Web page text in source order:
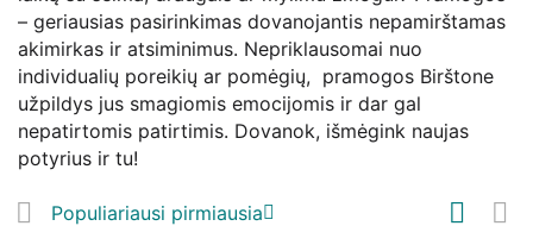
– geriausias pasirinkimas dovanojantis nepamirštamas
akimirkas ir atsiminimus. Nepriklausomai nuo
individualių poreikių ar pomėgių, pramogos Birštone
užpildys jus smagiomis emocijomis ir dar gal
nepatirtomis patirtimis. Dovanok, išmėgink naujas
potyrius ir tu!
Populiariausi pirmiausia